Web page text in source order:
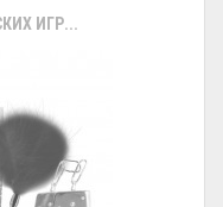
ИГР...